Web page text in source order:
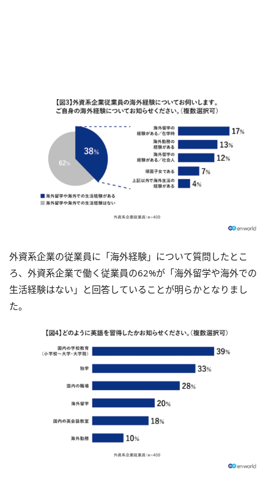
外資系企業の従業員に「海外経験」について質問したとこ
ろ、外資系企業で働く従業員の62%が「海外留学や海外での
生活経験はない」と回答していることが明らかとなりまし
た。